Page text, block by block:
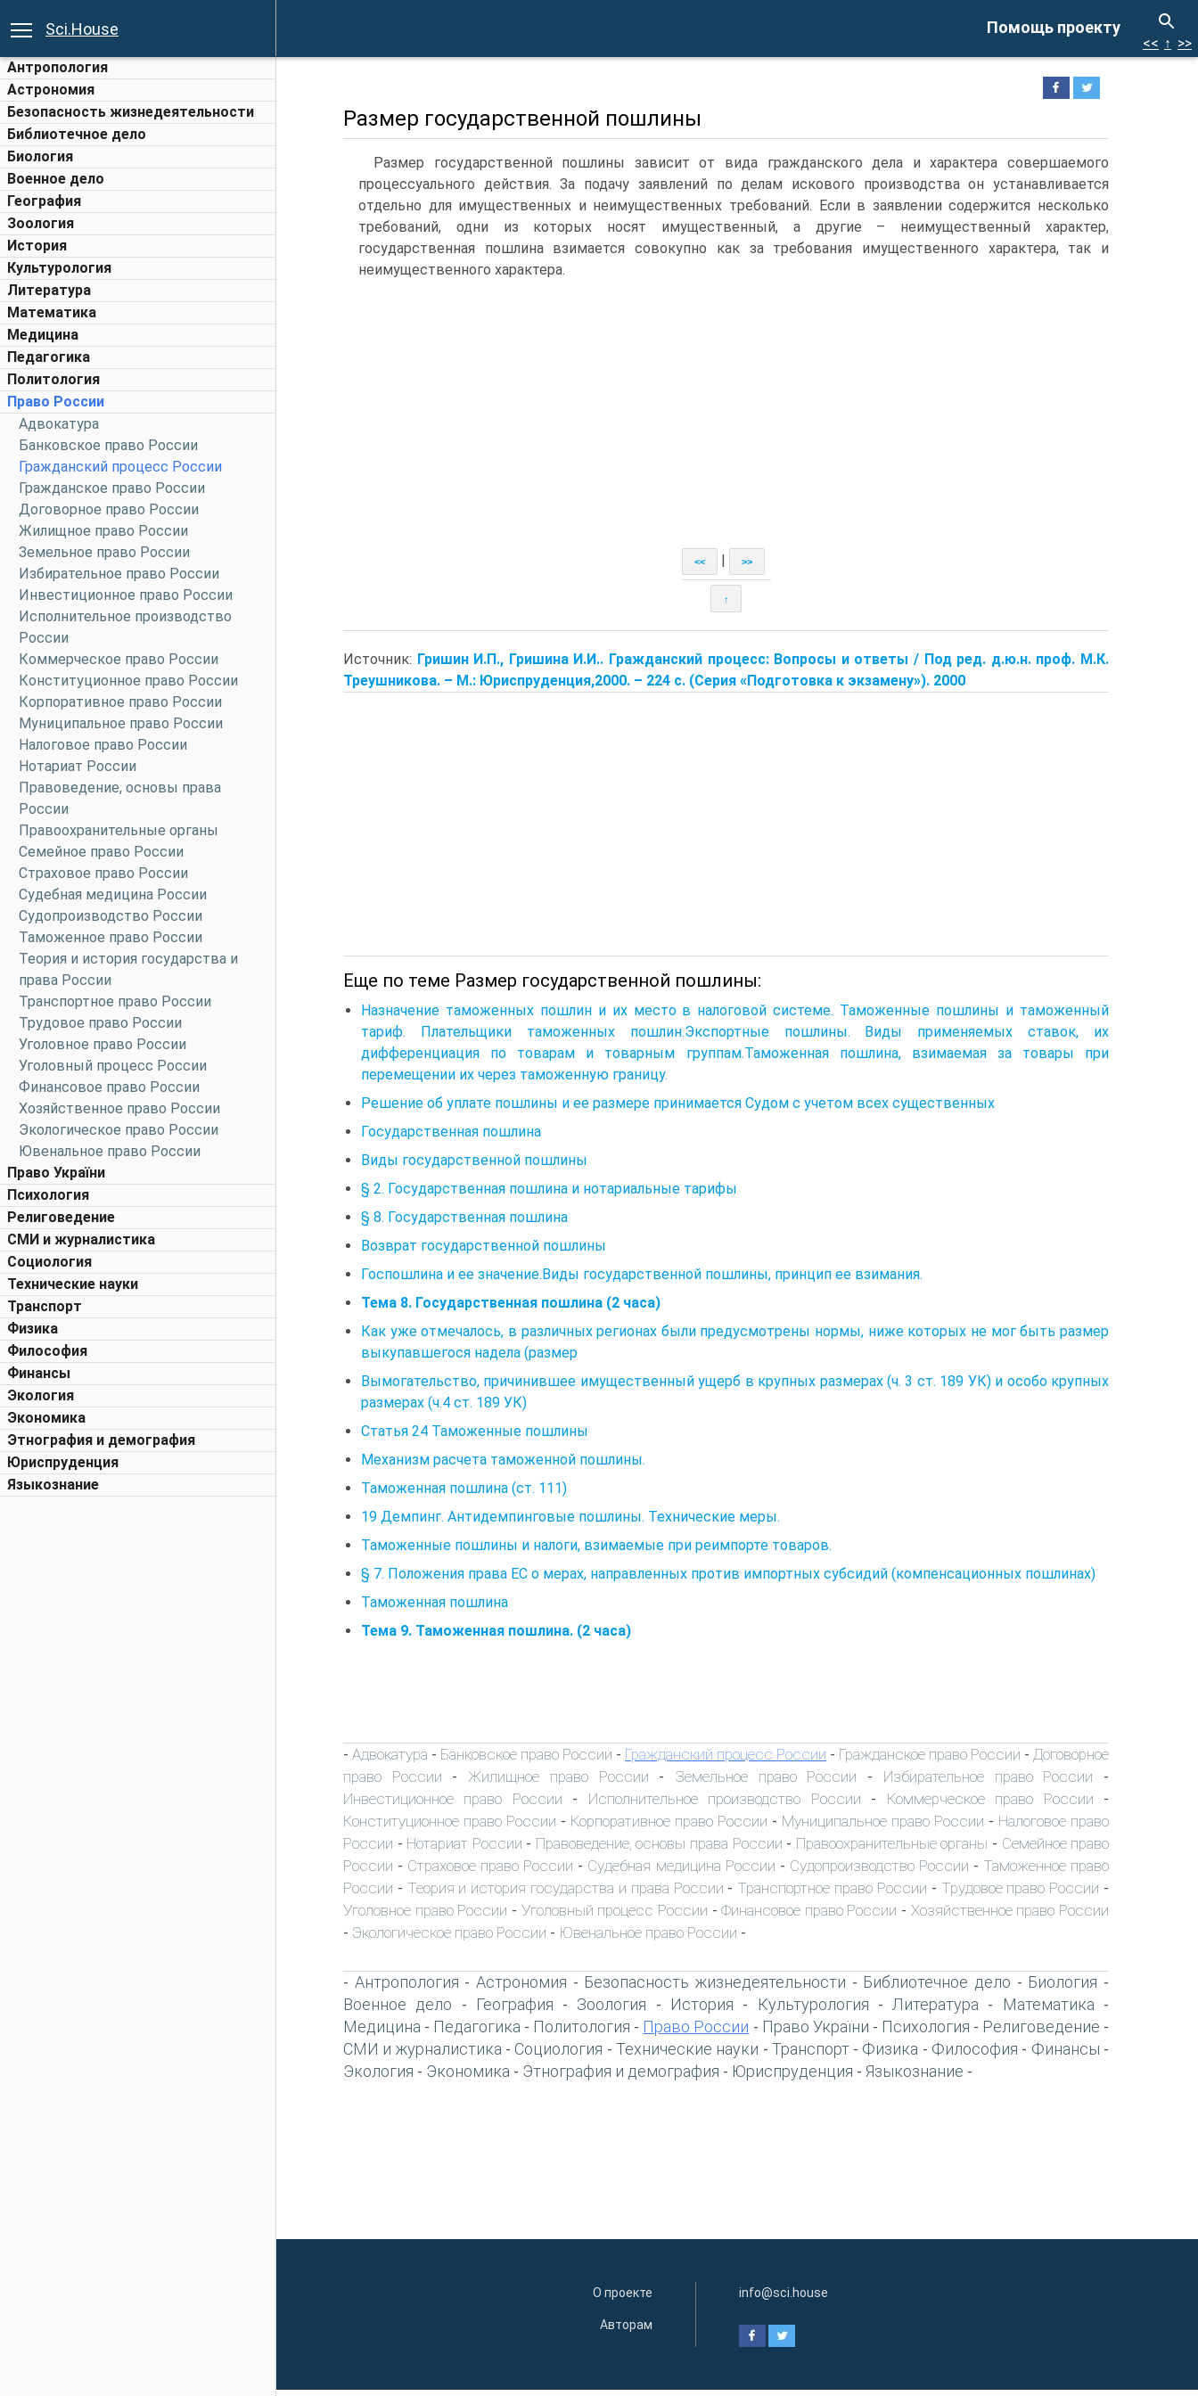
Помощь проекту
Sci.House
Антропология
Астрономия
Безопасность жизнедеятельности
Библиотечное дело
Биология
Военное дело
География
Зоология
История
Культурология
Литература
Математика
Медицина
Педагогика
Политология
Право России
Адвокатура
Банковское право России
Гражданский процесс России
Гражданское право России
Договорное право России
Жилищное право России
Земельное право России
Избирательное право России
Инвестиционное право России
Исполнительное производство
России
Коммерческое право России
Конституционное право России
Корпоративное право России
Муниципальное право России
Налоговое право России
Нотариат России
Правоведение, основы права
России
Правоохранительные органы
Семейное право России
Страховое право России
Судебная медицина России
Судопроизводство России
Таможенное право России
Теория и история государства и
права России
Транспортное право России
Трудовое право России
Уголовное право России
Уголовный процесс России
Финансовое право России
Хозяйственное право России
Экологическое право России
Ювенальное право России
Право України
Психология
Религоведение
СМИ и журналистика
Социология
Технические науки
Транспорт
Физика
Философия
Финансы
Экология
Экономика
Этнография и демография
Юриспруденция
Языкознание
<< ↑ >>
Размер государственной пошлины
Размер государственной пошлины зависит от вида гражданского дела и характера совершаемого
процессуального действия. За подачу заявлений по делам искового производства он устанавливается
отдельно для имущественных и неимущественных требований. Если в заявлении содержится несколько
требований, одни из которых носят имущественный, а другие – неимущественный характер,
государственная пошлина взимается совокупно как за требования имущественного характера, так и
неимущественного характера.
<< >>
↑
Источник: Гришин И.П., Гришина И.И.. Гражданский процесс: Вопросы и ответы / Под ред. д.ю.н. проф. М.К.
Треушникова. – М.: Юриспруденция,2000. – 224 с. (Серия «Подготовка к экзамену»). 2000
Еще по теме Размер государственной пошлины:
Назначение таможенных пошлин и их место в налоговой системе. Таможенные пошлины и таможенный
тариф. Плательщики таможенных пошлин.Экспортные пошлины. Виды применяемых ставок, их
дифференциация по товарам и товарным группам.Таможенная пошлина, взимаемая за товары при
перемещении их через таможенную границу.
Решение об уплате пошлины и ее размере принимается Судом с учетом всех существенных
Государственная пошлина
Виды государственной пошлины
§ 2. Государственная пошлина и нотариальные тарифы
§ 8. Государственная пошлина
Возврат государственной пошлины
Госпошлина и ее значение.Виды государственной пошлины, принцип ее взимания.
Тема 8. Государственная пошлина (2 часа)
Как уже отмечалось, в различных регионах были предусмотрены нормы, ниже которых не мог быть размер
выкупавшегося надела (размер
Вымогательство, причинившее имущественный ущерб в крупных размерах (ч. 3 ст. 189 УК) и особо крупных
размерах (ч.4 ст. 189 УК)
Статья 24 Таможенные пошлины
Механизм расчета таможенной пошлины.
Таможенная пошлина (ст. 111)
19 Демпинг. Антидемпинговые пошлины. Технические меры.
Таможенные пошлины и налоги, взимаемые при реимпорте товаров.
§ 7. Положения права ЕС о мерах, направленных против импортных субсидий (компенсационных пошлинах)
Таможенная пошлина
Тема 9. Таможенная пошлина. (2 часа)
- Адвокатура - Банковское право России - Гражданский процесс России - Гражданское право России - Договорное
право России - Жилищное право России - Земельное право России - Избирательное право России -
Инвестиционное право России - Исполнительное производство России - Коммерческое право России -
Конституционное право России - Корпоративное право России - Муниципальное право России - Налоговое право
России - Нотариат России - Правоведение, основы права России - Правоохранительные органы - Семейное право
России - Страховое право России - Судебная медицина России - Судопроизводство России - Таможенное право
России - Теория и история государства и права России - Транспортное право России - Трудовое право России -
Уголовное право России - Уголовный процесс России -Финансовое право России - Хозяйственное право России
- Экологическое право России - Ювенальное право России -
- Антропология -Астрономия - Безопасность жизнедеятельности - Библиотечное дело - Биология -
Военное дело - География - Зоология - История - Культурология - Литература - Математика -
Медицина - Педагогика - Политология - Право России - Право України - Психология - Религоведение -
СМИ и журналистика - Социология - Технические науки - Транспорт- Физика - Философия - Финансы -
Экология - Экономика - Этнография и демография - Юриспруденция - Языкознание -
О проекте
Авторам
info@sci.house